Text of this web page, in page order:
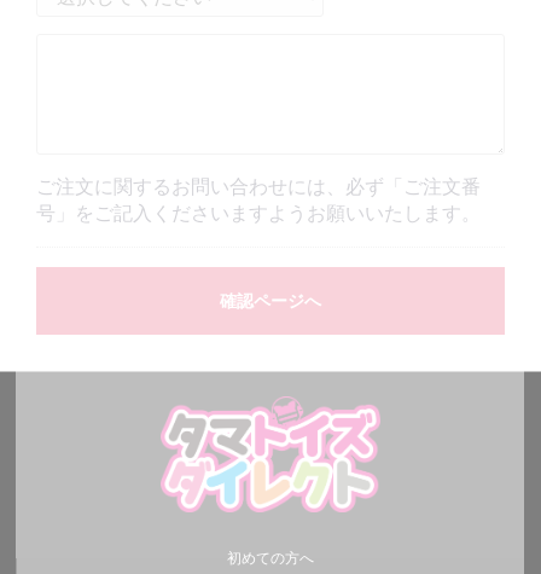
ご注文に関するお問い合わせには、必ず「ご注文番
号」をご記入くださいますようお願いいたします。
確認ページへ
初めての方へ